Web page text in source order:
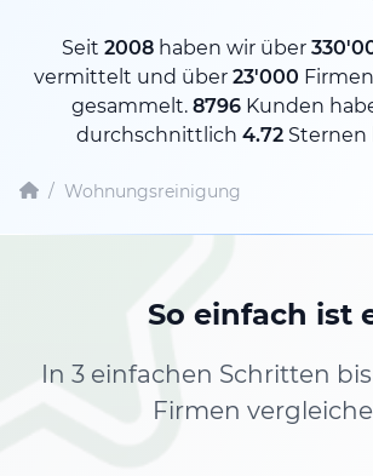
Seit 2008 haben wir über
vermittelt und über 23'000
gesammelt. 8796Kunden
durchschnittlich 4.72
/ Wohnungsreinigung
So einfach ist
In 3 einfachen Schritten
Firmen